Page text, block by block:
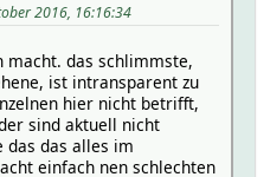
2016, 16:16:34
das schlimmste,
ist intransparent zu
hier nicht betrifft,
sind aktuell nicht
das das alles im
einfach nen schlechten